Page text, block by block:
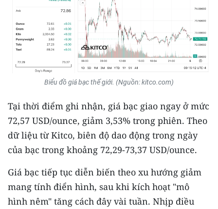
中文
FRANÇAIS
한국어
Biểu đồ giá bạc thế giới. (Nguồn: kitco.com)
Tại thời điểm ghi nhận, giá bạc giao ngay ở mức
72,57 USD/ounce, giảm 3,53% trong phiên. Theo
dữ liệu từ Kitco, biên độ dao động trong ngày
của bạc trong khoảng 72,29-73,37 USD/ounce.
Giá bạc tiếp tục diễn biến theo xu hướng giảm
mang tính điển hình, sau khi kích hoạt "mô
hình nêm" tăng cách đây vài tuần. Nhịp điều